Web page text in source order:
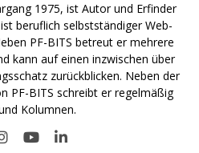
1975, ist Autor und Erfinder
beruflich selbstständiger Web-
PF-BITS betreut er mehrere
kann auf einen inzwischen über
zurückblicken. Neben der
PF-BITS schreibt er regelmäßig
Kolumnen.